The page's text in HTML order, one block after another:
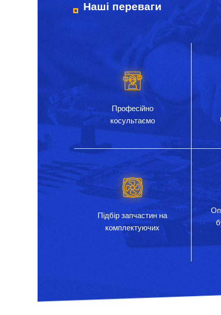
Наші переваги
Професійно
косультаємо
Підбір запчастин на
комплектуючих